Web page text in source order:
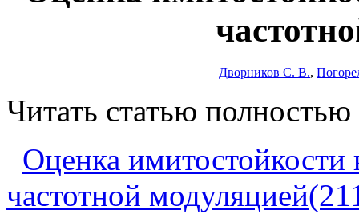
Дворников С. В.,
Читать статью полностью
Оценка имитостойкости
частотной